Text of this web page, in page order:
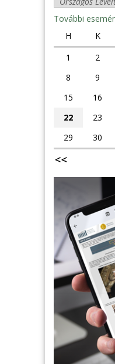
További
H
K
1
2
8
9
15
16
22
23
29
30